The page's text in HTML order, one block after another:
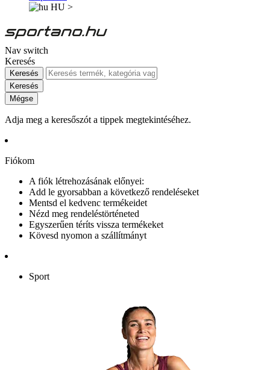
HU >
Nav switch
Keresés
Keresés
Keresés
Mégse
Adja meg a keresőszót a tippek megtekintéséhez.
Fiókom
A fiók létrehozásának előnyei:
Add le gyorsabban a következő rendeléseket
Mentsd el kedvenc termékeidet
Nézd meg rendeléstörténeted
Egyszerűen téríts vissza termékeket
Kövesd nyomon a szállítmányt
Sport